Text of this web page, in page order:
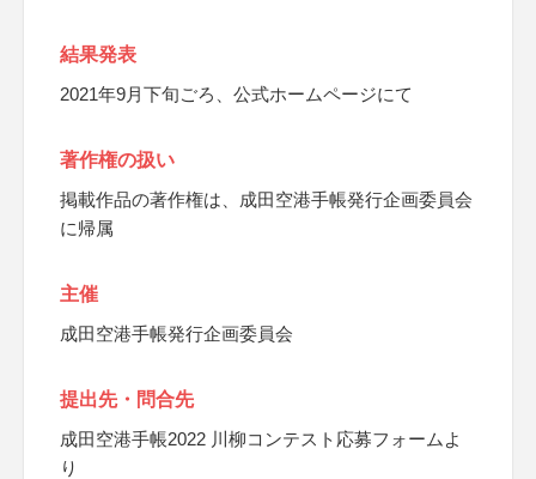
結果発表
2021年9月下旬ごろ、公式ホームページにて
著作権の扱い
掲載作品の著作権は、成田空港手帳発行企画委員会
に帰属
主催
成田空港手帳発行企画委員会
提出先・問合先
成田空港手帳2022 川柳コンテスト応募フォームよ
り